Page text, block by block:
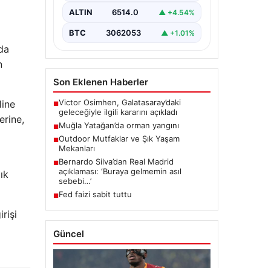
ALTIN 6514.0 ▲ +4.54%
BTC 3062053 ▲ +1.01%
Son Eklenen Haberler
■Victor Osimhen, Galatasaray’daki
geleceğiyle ilgili kararını açıkladı
■Muğla Yatağan’da orman yangını
■Outdoor Mutfaklar ve Şık Yaşam
Mekanları
■Bernardo Silva’dan Real Madrid
açıklaması: ‘Buraya gelmemin asıl
sebebi…’
■Fed faizi sabit tuttu
Güncel